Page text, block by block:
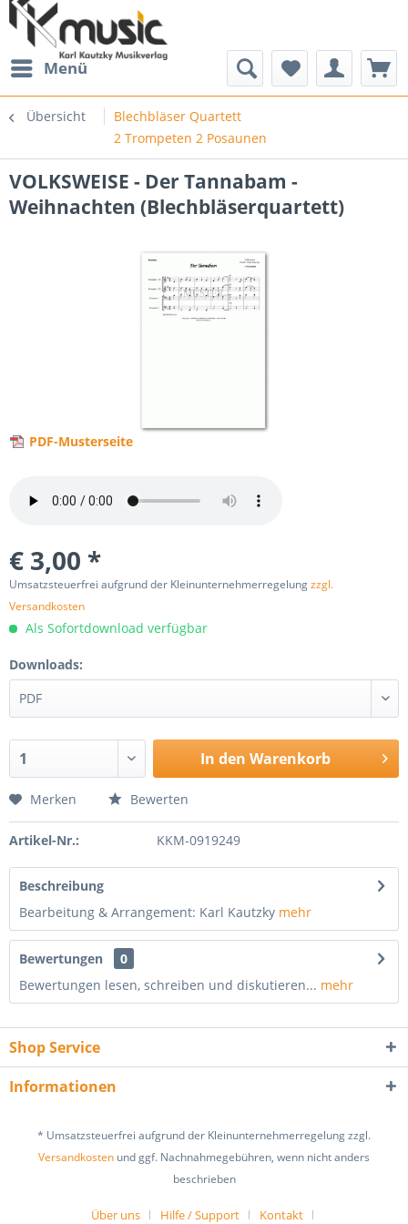
Menü
Übersicht
Blechbläser Quartett
2 Trompeten 2 Posaunen
VOLKSWEISE - Der Tannabam -
Weihnachten (Blechbläserquartett)
PDF-Musterseite
€ 3,00 *
Umsatzsteuerfrei aufgrund der Kleinunternehmerregelungzzgl.
Versandkosten
Als Sofortdownload verfügbar
Downloads:
In den Warenkorb
Merken Bewerten
Artikel-Nr.: KKM-0919249
Beschreibung
Bearbeitung & Arrangement: Karl Kautzky mehr
Bewertungen
0
Bewertungen lesen, schreiben und diskutieren... mehr
Shop Service
Informationen
* Umsatzsteuerfrei aufgrund der Kleinunternehmerregelung zzgl.
Versandkosten und ggf. Nachnahmegebühren, wenn nicht anders
beschrieben
Über uns Hilfe / Support Kontakt